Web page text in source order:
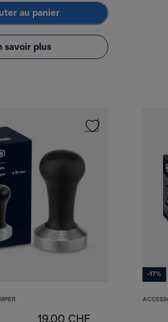
au panier
savoir plus
-17%